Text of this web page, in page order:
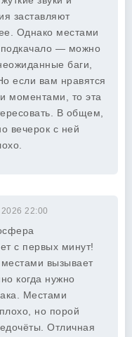
заставляют
Однако местами
— можно
баги,
если вам нравятся
моментами, то эта
В общем,
вечерок с ней
22:00
с первых минут!
вызывает
когда нужно
Местами
но порой
Отличная